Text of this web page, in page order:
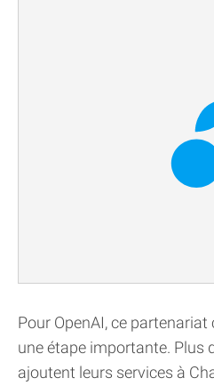
Pour OpenAI, ce
une étape importante. Plus
ajoutent leurs services à